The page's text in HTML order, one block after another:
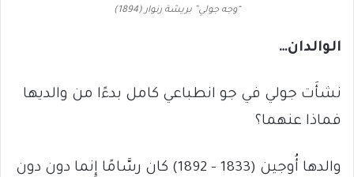
“وجه جولي” بريشة رنوار (1894)
الوالدان…
نشأَت جولي في جو انطباعي كامل بدءًا من والديها
فماذا عنهما؟
والدها أُوجين (1833 – 1892) كان رسَّامًا إِنما دون دون